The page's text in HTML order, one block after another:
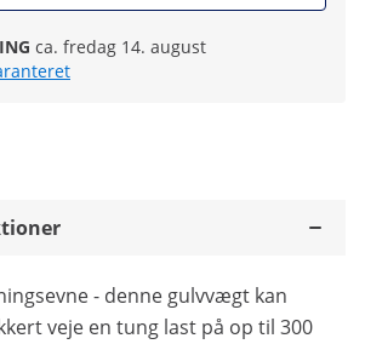
ca. fredag 14. august
- denne gulvvægt kan
veje en tung last på op til 300